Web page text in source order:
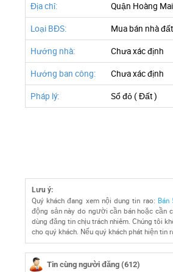
Địa chỉ: Quận Hoàng
Loại BĐS: Mua bán nhà đất
Hướng nhà: Chưa xác định
Hướng ban công: Chưa xác định
Pháp lý: Sổ đỏ ( Đất )
Lưu ý:
Quý khách đang xem nội dung tin rao:
động sản này do người cần bán hoặc cần
dùng đăng tin chịu trách nhiêm. Chúng tôi
cho quý khách. Nếu quý khách phát hiện tin
Tin cùng người đăng (612)